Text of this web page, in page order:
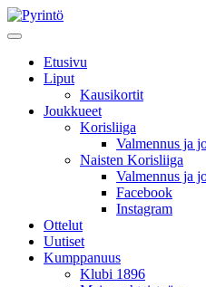
Etusivu
Liput
Kausikortit
Joukkueet
Korisliiga
Valmennus ja
Naisten Korisliiga
Valmennus ja
Facebook
Instagram
Ottelut
Uutiset
Kumppanuus
Klubi 1896